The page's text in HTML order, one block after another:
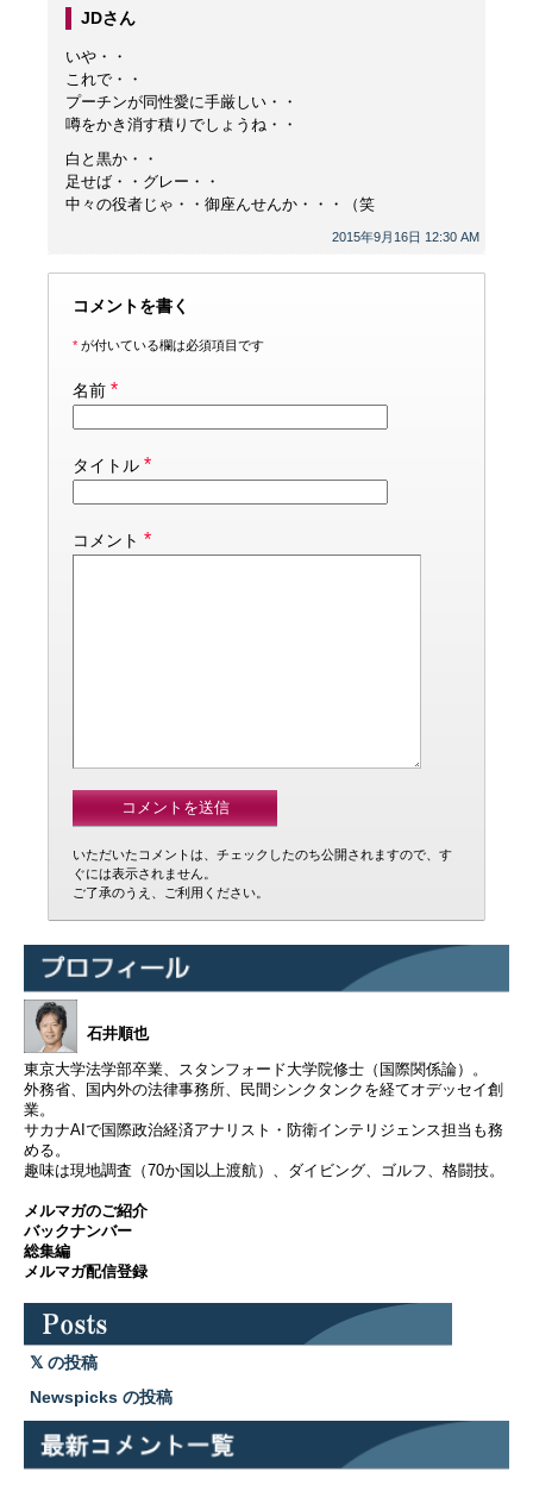
2015年9月16日 12:30 AM
JDさん
いや・・
これで・・
プーチンが同性愛に手厳しい・・
噂をかき消す積りでしょうね・・
白と黒か・・
足せば・・グレー・・
中々の役者じゃ・・御座んせんか・・・（笑
コメントを書く
* が付いている欄は必須項目です
名前 *
タイトル *
コメント *
いただいたコメントは、チェックしたのち公開されますので、す
ぐには表示されません。
ご了承のうえ、ご利用ください。
石井順也
東京大学法学部卒業、スタンフォード大学院修士（国際関係論）。
外務省、国内外の法律事務所、民間シンクタンクを経てオデッセイ創
業。
サカナAIで国際政治経済アナリスト・防衛インテリジェンス担当も務
める。
趣味は現地調査（70か国以上渡航）、ダイビング、ゴルフ、格闘技。
メルマガのご紹介
バックナンバー
総集編
メルマガ配信登録
の投稿
Newspicks の投稿